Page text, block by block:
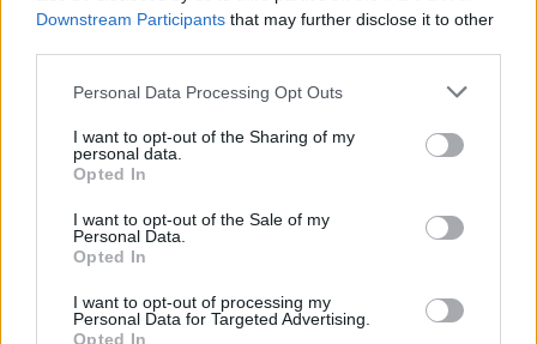
Downstream Participants that may further disclose it to other
Please note that this website/app uses one or more Google
not limited to your visit or usage behaviour. You may click to
grant or deny consent to Google and its third-party tags to
use your data for below specified purposes in below Google
consent section.
Personal Data Processing Opt Outs
I want to opt-out of the Sharing of my
personal data.
Opted In
I want to opt-out of the Sale of my
Personal Data.
Opted In
I want to opt-out of processing my
Personal Data for Targeted Advertising.
Opted In
A tavalyi nagy sikerű akción felbuzdulva ismét karácsonyi
csomaggal kedveskednek a 62. életévüket betöltött szekszárdi
Bűn- és balesetmegelőzési előadás Salgótarjánban
A rendőrök az áldozattá válás elkerülését, megelőzését
elősegítő interaktív előadást tartottak a salgótarjáni Ezüstfenyő